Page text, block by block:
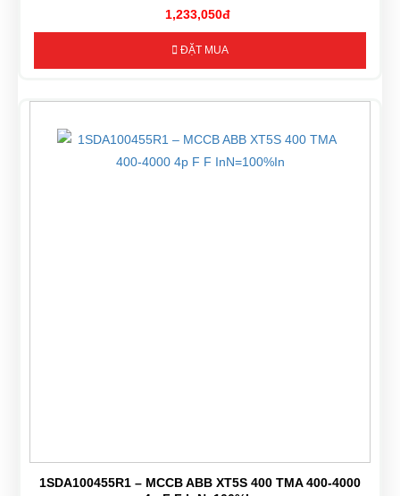
1,233,050đ
ĐẶT MUA
1SDA100455R1 – MCCB ABB XT5S 400 TMA 400-4000